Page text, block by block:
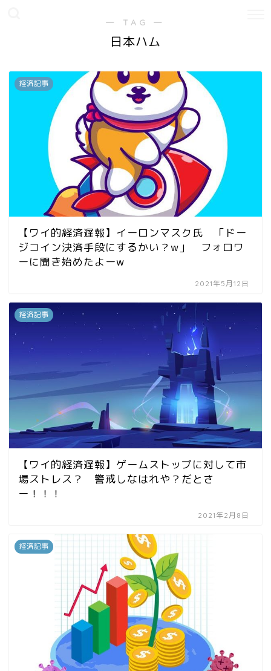
― TAG ―
日本ハム
経済記事
【ワイ的経済遅報】イーロンマスク氏 「ドー
ジコイン決済手段にするかい？w」 フォロワ
ーに聞き始めたよーw
2021年5月12日
経済記事
【ワイ的経済遅報】ゲームストップに対して市
場ストレス？ 警戒しなはれや？だとさ
ー！！！
2021年2月8日
経済記事